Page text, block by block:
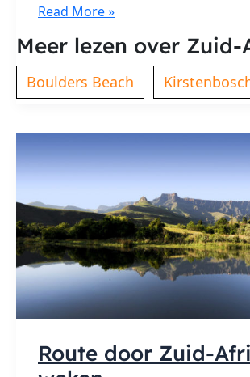
Beste
van
Kaapstad
Read More »
Meer lezen over Zuid-
Boulders Beach
Route door Zuid-